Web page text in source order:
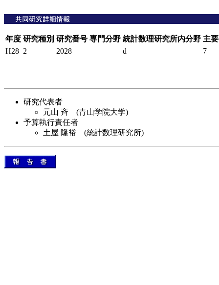
年度 研究種別 研究番号 専門分野 統計数理研究所内分野 主
H28 2 2028 d 7
研究代表者
元山 斉 (青山学院大学)
予算執行責任者
土屋 隆裕 (統計数理研究所)